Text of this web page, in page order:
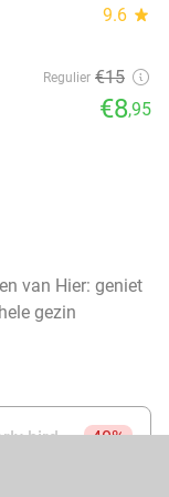
9.6 star
Regulier €15
€8,95
van Hier: geniet
gezin
bird
40%